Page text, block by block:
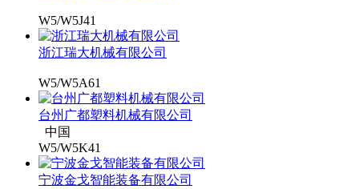
W5/W5J41
浙江瑞大机械有限公司
W5/W5A61
台州广都塑料机械有限公司
中国
W5/W5K41
宁波金戈智能装备有限公司